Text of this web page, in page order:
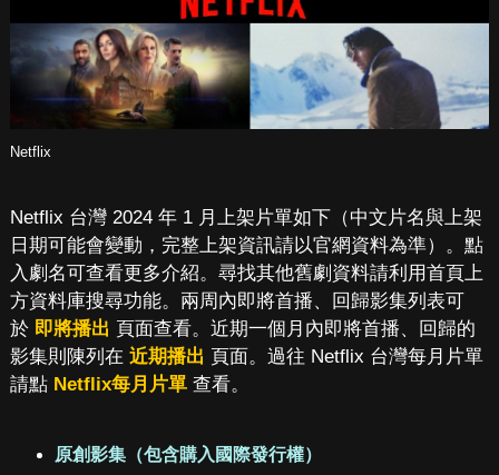
Netflix
Netflix 台灣 2024 年 1 月上架片單如下（中文片名與上架
日期可能會變動，完整上架資訊請以官網資料為準）。點
入劇名可查看更多介紹。尋找其他舊劇資料請利用首頁上
方資料庫搜尋功能。兩周內即將首播、回歸影集列表可
於 即將播出 頁面查看。近期一個月內即將首播、回歸的
影集則陳列在 近期播出 頁面。過往 Netflix 台灣每月片單
請點 Netflix每月片單查看。
原創影集（包含購入國際發行權）